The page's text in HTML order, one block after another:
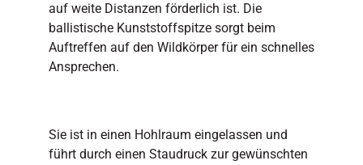
auf weite Distanzen förderlich ist. Die
ballistische Kunststoffspitze sorgt beim
Auftreffen auf den Wildkörper für ein schnelles
Ansprechen.
Sie ist in einen Hohlraum eingelassen und
führt durch einen Staudruck zur gewünschten